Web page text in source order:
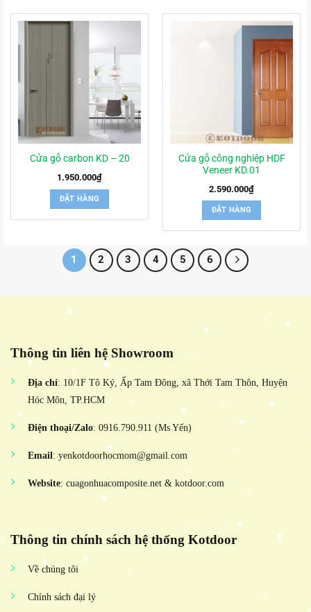
Cửa gỗ carbon KD – 20
1.950.000₫
ĐẶT HÀNG
Cửa gỗ công nghiệp HDF
Veneer KD.01
2.590.000₫
ĐẶT HÀNG
1 2 3 4 5 6
Thông tin liên hệ Showroom
Địa chỉ: 10/1F Tô Ký, Ấp Tam Đông, xã Thới Tam Thôn, Huyện
Hóc Môn, TP.HCM
Điện thoại/Zalo: 0916.790.911 (Ms Yến)
Email: yenkotdoorhocmom@gmail.com
Website: cuagonhuacomposite.net & kotdoor.com
Thông tin chính sách hệ thống Kotdoor
Về chúng tôi
Chính sách đại lý